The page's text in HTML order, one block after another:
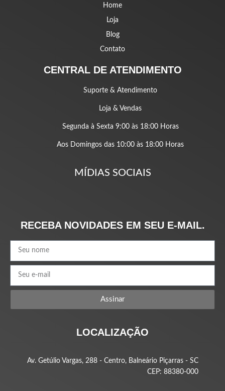
Home
Loja
Blog
Contato
CENTRAL DE ATENDIMENTO
Suporte & Atendimento
Loja & Vendas
Segunda à Sexta 9:00 às 18:00 Horas
Aos Domingos das 10:00 às 18:00 Horas
MÍDIAS SOCIAIS
RECEBA NOVIDADES EM SEU E-MAIL.
Assinar
LOCALIZAÇÃO
Av. Getúlio Vargas, 288 - Centro, Balneário Piçarras - SC
CEP: 88380-000